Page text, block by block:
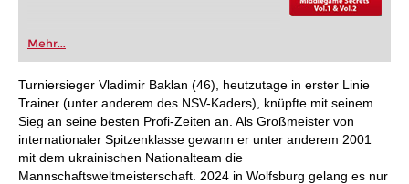
Mehr...
Turniersieger Vladimir Baklan (46), heutzutage in erster Linie
Trainer (unter anderem des NSV-Kaders), knüpfte mit seinem
Sieg an seine besten Profi-Zeiten an. Als Großmeister von
internationaler Spitzenklasse gewann er unter anderem 2001
mit dem ukrainischen Nationalteam die
Mannschaftsweltmeisterschaft. 2024 in Wolfsburg gelang es nur